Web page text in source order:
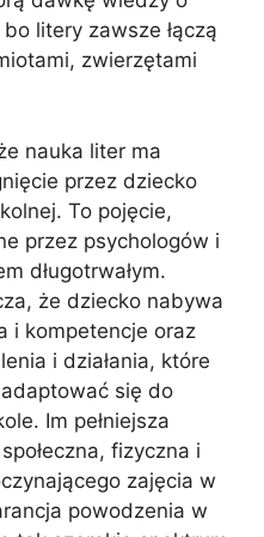
litery zawsze łączą
zwierzętami
nauka liter ma
przez dziecko
To pojęcie,
przez psychologów i
długotrwałym.
że dziecko nabywa
i kompetencje oraz
i działania, które
się do
Im pełniejsza
fizyczna i
zajęcia w
powodzenia w